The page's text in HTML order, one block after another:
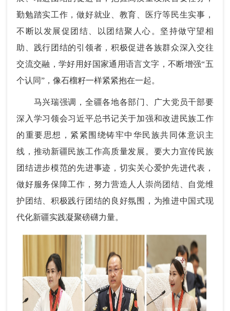
勤勉踏实工作，做好就业、教育、医疗等民生实事，
不断以发展促团结、以团结聚人心。坚持做守望相
助、践行团结的引领者，积极促进各族群众深入交往
交流交融，学好用好国家通用语言文字，不断增强“五
个认同”，像石榴籽一样紧紧抱在一起。
马兴瑞强调，全疆各地各部门、广大党员干部要
深入学习领会习近平总书记关于加强和改进民族工作
的重要思想，紧紧围绕铸牢中华民族共同体意识主
线，推动新疆民族工作高质量发展。要大力宣传民族
团结进步模范的先进事迹，切实关心爱护先进代表，
做好服务保障工作，努力营造人人崇尚团结、自觉维
护团结、积极践行团结的良好氛围，为推进中国式现
代化新疆实践凝聚磅礴力量。